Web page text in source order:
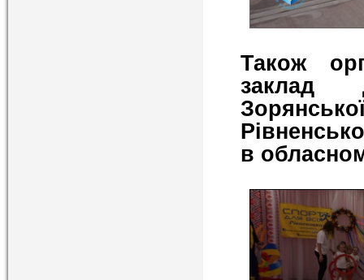
Також
заклад
в